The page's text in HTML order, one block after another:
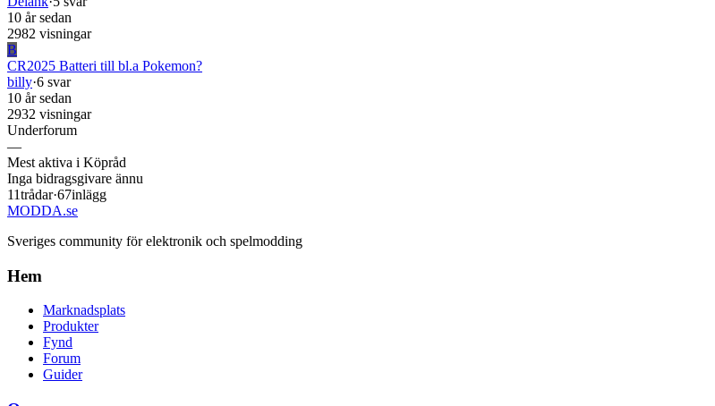
10 år sedan
2982 visningar
B
CR2025 Batteri till bl.a Pokemon?
billy·6 svar
10 år sedan
2932 visningar
Underforum
—
Mest aktiva i Köpråd
Inga bidragsgivare ännu
11trådar·67inlägg
MODDA.se
Sveriges community för elektronik och spelmodding
Hem
Marknadsplats
Produkter
Fynd
Forum
Guider